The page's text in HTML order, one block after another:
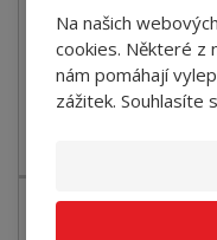
Na našich
cookies. Některé z
nám pomáhají
zážitek. Souhlasíte
Metrážový koberec z